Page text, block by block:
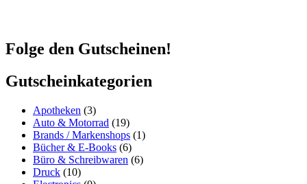
Folge den Gutscheinen!
Gutscheinkategorien
Apotheken (3)
Auto & Motorrad (19)
Brands / Markenshops (1)
Bücher & E-Books (6)
Büro & Schreibwaren (6)
Druck (10)